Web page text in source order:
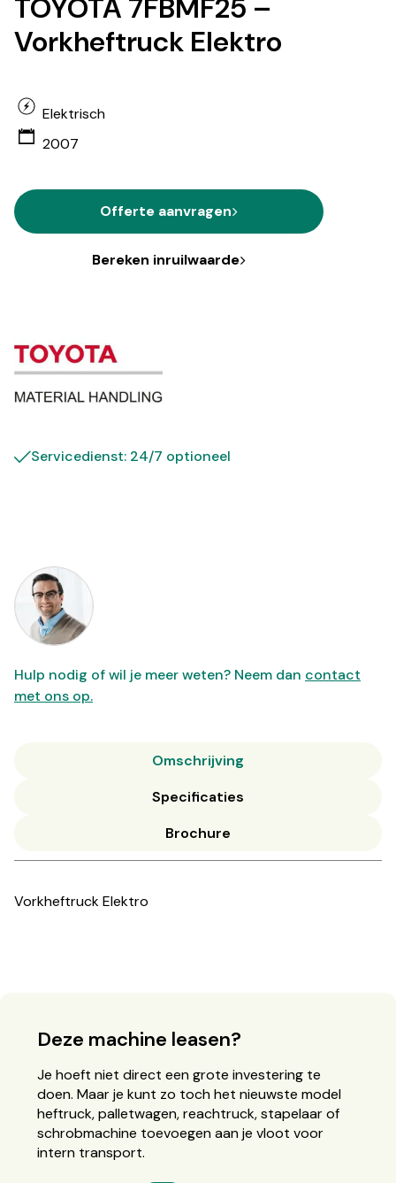
TOYOTA 7FBMF25 –
Vorkheftruck Elektro
Elektrisch
2007
Offerte aanvragen
Bereken inruilwaarde
Servicedienst: 24/7 optioneel
Hulp nodig of wil je meer weten? Neem dan contact
met ons op.
Omschrijving
Specificaties
Brochure
Vorkheftruck Elektro
Deze machine leasen?
Je hoeft niet direct een grote investering te
doen. Maar je kunt zo toch het nieuwste model
heftruck, palletwagen, reachtruck, stapelaar of
schrobmachine toevoegen aan je vloot voor
intern transport.